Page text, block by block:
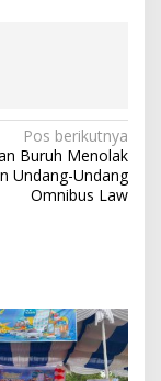
Pos berikutnya
Buruh Menolak
Undang-Undang
Omnibus Law